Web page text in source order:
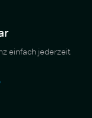
einfach jederzeit